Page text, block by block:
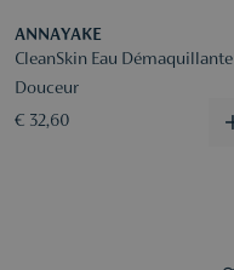
ANNAYAKE
CleanSkin Eau Démaquillante
Douceur
€ 32,60